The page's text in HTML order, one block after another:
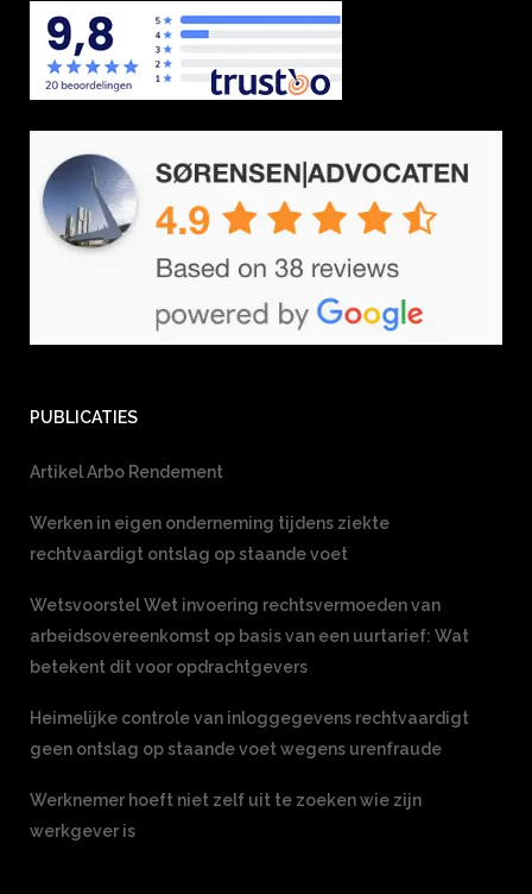
PUBLICATIES
Artikel Arbo Rendement
Werken in eigen onderneming tijdens ziekte
rechtvaardigt ontslag op staande voet
Wetsvoorstel Wet invoering rechtsvermoeden van
arbeidsovereenkomst op basis van een uurtarief: Wat
betekent dit voor opdrachtgevers
Heimelijke controle van inloggegevens rechtvaardigt
geen ontslag op staande voet wegens urenfraude
Werknemer hoeft niet zelf uit te zoeken wie zijn
werkgever is